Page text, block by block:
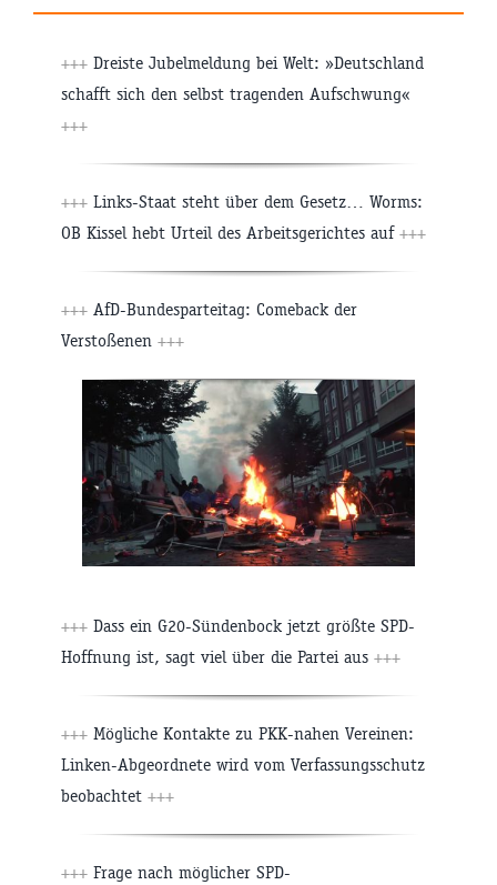
+++ Dreiste Jubelmeldung bei Welt: »Deutschland
schafft sich den selbst tragenden Aufschwung«
+++
+++ Links-Staat steht über dem Gesetz… Worms:
OB Kissel hebt Urteil des Arbeitsgerichtes auf +++
+++ AfD-Bundesparteitag: Comeback der
Verstoßenen +++
+++ Dass ein G20-Sündenbock jetzt größte SPD-
Hoffnung ist, sagt viel über die Partei aus +++
+++ Mögliche Kontakte zu PKK-nahen Vereinen:
Linken-Abgeordnete wird vom Verfassungsschutz
beobachtet +++
+++ Frage nach möglicher SPD-